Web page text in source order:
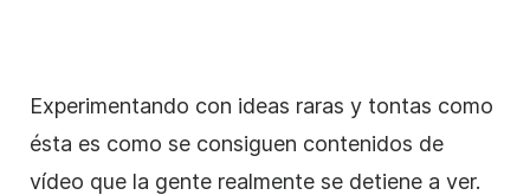
Experimentando con ideas raras y tontas como
ésta es como se consiguen contenidos de
vídeo que la gente realmente se detiene a ver.